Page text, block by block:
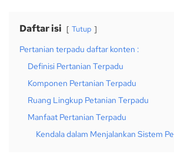
Daftar isi Tutup
Pertanian terpadu daftar konten :
Definisi Pertanian Terpadu
Komponen Pertanian Terpadu
Ruang Lingkup Petanian Terpadu
Manfaat Pertanian Terpadu
Kendala dalam Menjalankan Sistem